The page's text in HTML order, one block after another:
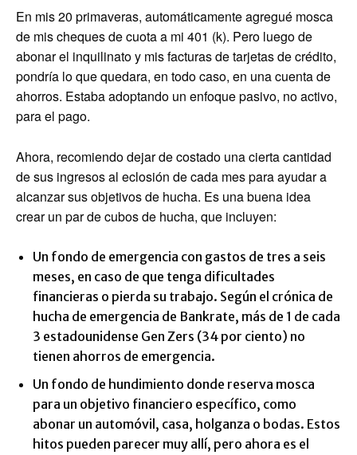
En mis 20 primaveras, automáticamente agregué mosca
de mis cheques de cuota a mi 401 (k). Pero luego de
abonar el inquilinato y mis facturas de tarjetas de crédito,
pondría lo que quedara, en todo caso, en una cuenta de
ahorros. Estaba adoptando un enfoque pasivo, no activo,
para el pago.
Ahora, recomiendo dejar de costado una cierta cantidad
de sus ingresos al eclosión de cada mes para ayudar a
alcanzar sus objetivos de hucha. Es una buena idea
crear un par de cubos de hucha, que incluyen:
Un fondo de emergencia con gastos de tres a seis
meses, en caso de que tenga dificultades
financieras o pierda su trabajo. Según el crónica de
hucha de emergencia de Bankrate, más de 1 de cada
3 estadounidense Gen Zers (34 por ciento) no
tienen ahorros de emergencia.
Un fondo de hundimiento donde reserva mosca
para un objetivo financiero específico, como
abonar un automóvil, casa, holganza o bodas. Estos
hitos pueden parecer muy allí, pero ahora es el